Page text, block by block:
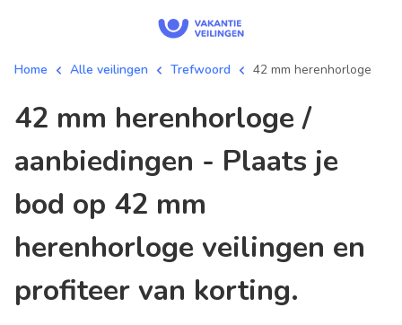
Home Alle veilingen Trefwoord 42 mm herenhorloge
42 mm herenhorloge /
aanbiedingen - Plaats je
bod op 42 mm
herenhorloge veilingen en
profiteer van korting.